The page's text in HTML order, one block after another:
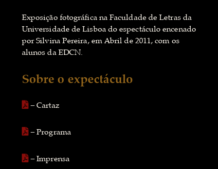
Exposição fotográfica na Faculdade de Letras da
Universidade de Lisboa do espectáculo encenado
por Silvina Pereira, em Abril de 2011, com os
alunos da EDCN.
Sobre o expectáculo
– Cartaz
– Programa
– Imprensa